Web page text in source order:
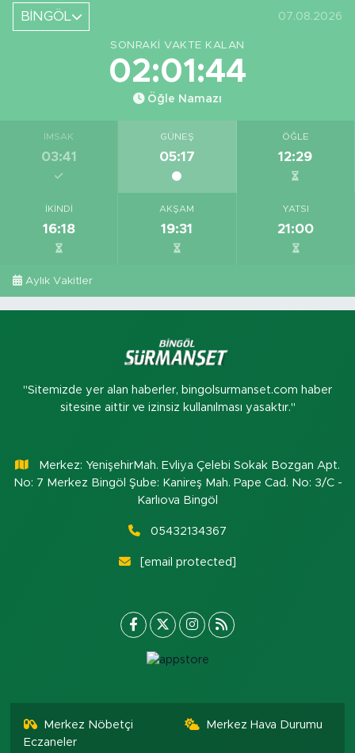
BİNGÖL 07.08.2026
SONRAKI VAKTE KALAN
02:01:43
Öğle Namazı
İMSAK
03:41
GÜNEŞ
05:17
ÖĞLE
12:29
İKINDI
16:18
AKŞAM
19:31
YATSI
21:00
Aylık Vakitler
"Sitemizde yer alan haberler, bingolsurmanset.com haber
sitesine aittir ve izinsiz kullanılması yasaktır."
Merkez: YenişehirMah. Evliya Çelebi Sokak Bozgan Apt.
No: 7 Merkez Bingöl Şube: Kanireş Mah. Pape Cad. No: 3/C -
Karlıova Bingöl
05432134367
[email protected]
Merkez Nöbetçi
Eczaneler
Merkez Hava Durumu